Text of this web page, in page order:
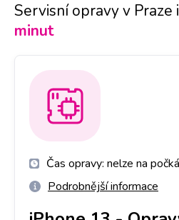
Servisní opravy v Praze
minut
Čas opravy: nelze na
Podrobnější informace